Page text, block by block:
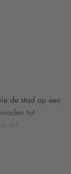
de stad op een
tot
tot
het mooiste?